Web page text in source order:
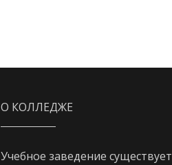
О КОЛЛЕДЖЕ
Учебное заведение существует